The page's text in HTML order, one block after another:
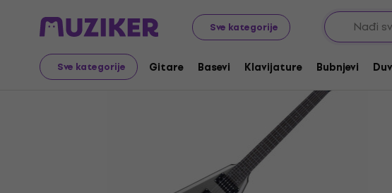
Sve kategorije
Sve kategorije Gitare Basevi Klavijature Bubnjevi
Muzički instrumenti Gitare Električne gitare Hard & Heavy
Prodaja je završena